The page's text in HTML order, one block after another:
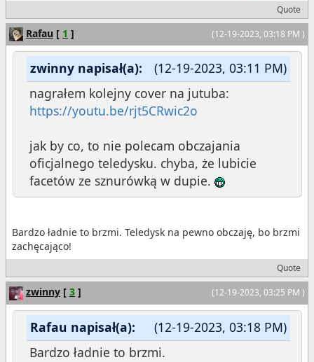
Quote
(12-19-2023, 03:18 PM )
Rafau [ 1 ]
(12-19-2023, 03:11 PM)
zwinny napisał(a):
nagrałem kolejny cover na jutuba:
https://youtu.be/rjt5CRwic2o
jak by co, to nie polecam obczajania
oficjalnego teledysku. chyba, że lubicie
facetów ze sznurówką w dupie.
Bardzo ładnie to brzmi. Teledysk na pewno obczaję, bo brzmi
zachęcająco!
Quote
(12-19-2023, 03:25 PM )
zwinny [ 3 ]
(12-19-2023, 03:18 PM)
Rafau napisał(a):
Bardzo ładnie to brzmi.